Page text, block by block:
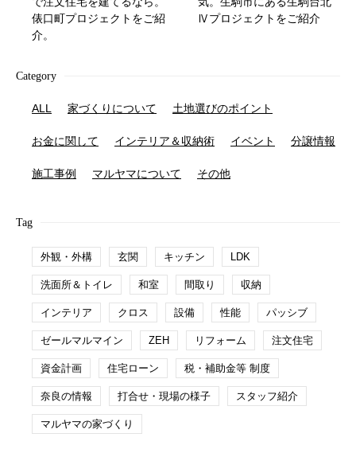
俵口町プロジェクトをご紹
介。
Ⅳプロジェクトをご紹介
Category
ALL 家づくりについて 土地選びのポイント
お金に関して インテリア＆収納術 イベント 分譲情報
施工事例 マルヤマについて その他
Tag
外観・外構 玄関 キッチン LDK
洗面所＆トイレ 和室 間取り 収納
インテリア クロス 設備 性能 パッシブ
ゼールマルマイン ZEH リフォーム 注文住宅
資金計画 住宅ローン 税・補助金等 制度
奈良の情報 打合せ・現場の様子 スタッフ紹介
マルヤマの家づくり